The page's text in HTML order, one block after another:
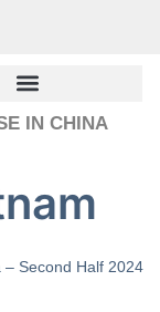
IN CHINA
– Second Half 2024